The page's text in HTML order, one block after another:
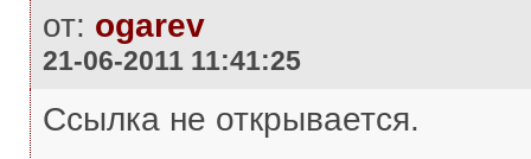
от: ogarev
21-06-2011 11:41:25
Ссылка не открывается.